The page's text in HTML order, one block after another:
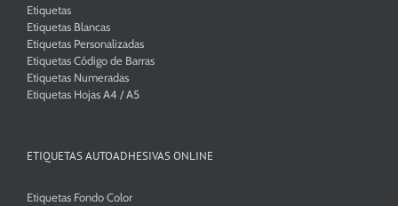
Etiquetas
Etiquetas Blancas
Etiquetas Personalizadas
Etiquetas Código de Barras
Etiquetas Numeradas
Etiquetas Hojas A4 / A5
ETIQUETAS AUTOADHESIVAS ONLINE
Etiquetas Fondo Color